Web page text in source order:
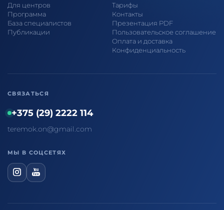
Для центров
Программа
База специалистов
Публикации
Тарифы
Контакты
Презентация PDF
Пользовательское соглашение
Оплата и доставка
Конфиденциальность
СВЯЗАТЬСЯ
+375 (29) 2222 114
teremok.on@gmail.com
МЫ В СОЦСЕТЯХ